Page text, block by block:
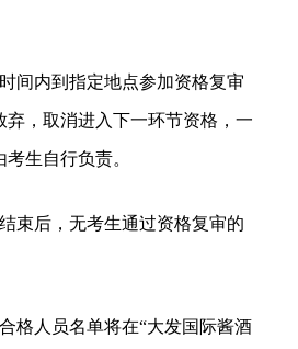
时间内到指定地点参加资格复审
弃，取消进入下一环节资格，一
生自行负责。
结束后，无考生通过资格复审的
格人员名单将在“大发国际酱酒